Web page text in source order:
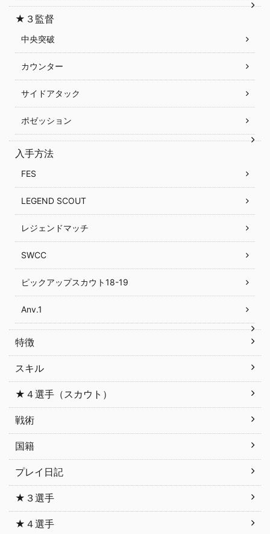
★３監督
中央突破
カウンター
サイドアタック
ポゼッション
入手方法
FES
LEGEND SCOUT
レジェンドマッチ
SWCC
ピックアップスカウト18-19
Anv.1
特徴
スキル
★４選手（スカウト）
戦術
国籍
プレイ日記
★３選手
★４選手